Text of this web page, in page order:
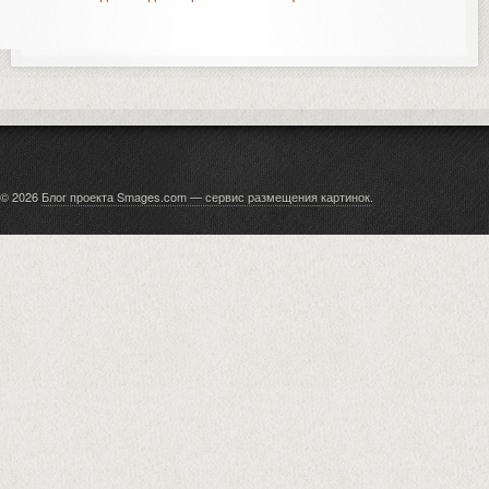
© 2026 Блог проекта Smages.com — сервис размещения картинок.